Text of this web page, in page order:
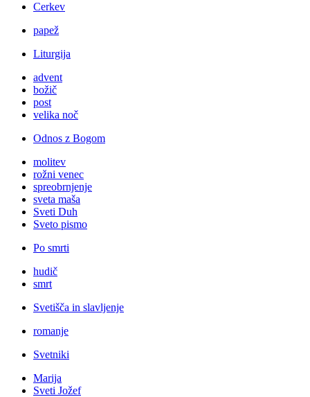
Cerkev
papež
Liturgija
advent
božič
post
velika noč
Odnos z Bogom
molitev
rožni venec
spreobrnjenje
sveta maša
Sveti Duh
Sveto pismo
Po smrti
hudič
smrt
Svetišča in slavljenje
romanje
Svetniki
Marija
Sveti Jožef